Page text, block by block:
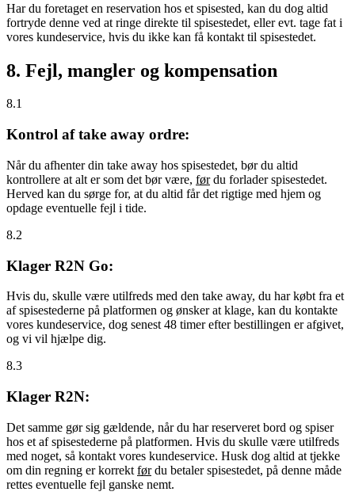
Har du foretaget en reservation hos et spisested, kan du dog altid
fortryde denne ved at ringe direkte til spisestedet, eller evt. tage fat i
vores kundeservice, hvis du ikke kan få kontakt til spisestedet.
8. Fejl, mangler og kompensation
8.1
Kontrol af take away ordre:
Når du afhenter din take away hos spisestedet, bør du altid
kontrollere at alt er som det bør være, førdu forlader spisestedet.
Herved kan du sørge for, at du altid får det rigtige med hjem og
opdage eventuelle fejl i tide.
8.2
Klager R2N Go:
Hvis du, skulle være utilfreds med den take away, du har købt fra et
af spisestederne på platformen og ønsker at klage, kan du kontakte
vores kundeservice, dog senest 48 timer efter bestillingen er afgivet,
og vi vil hjælpe dig.
8.3
Klager R2N:
Det samme gør sig gældende, når du har reserveret bord og spiser
hos et af spisestederne på platformen. Hvis du skulle være utilfreds
med noget, så kontakt vores kundeservice. Husk dog altid at tjekke
om din regning er korrekt førdu betaler spisestedet, på denne måde
rettes eventuelle fejl ganske nemt.